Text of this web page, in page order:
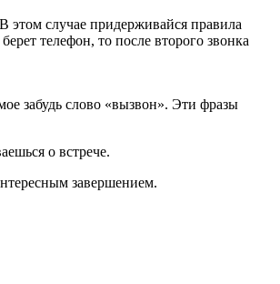
этом случае придерживайся правила
телефон, то после второго звонка
забудь слово «вызвон». Эти фразы
о встрече.
завершением.